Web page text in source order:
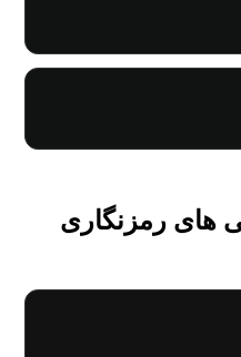
های رمزنگاری